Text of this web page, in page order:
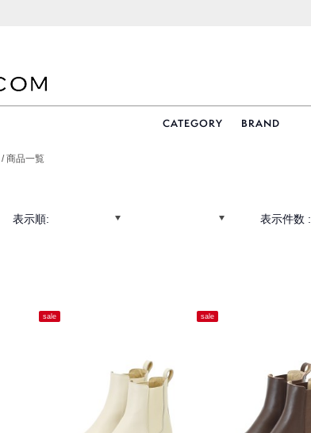
CATEGORY BRAND
/ 商品一覧
表示順: 表示件数 :
sale sale